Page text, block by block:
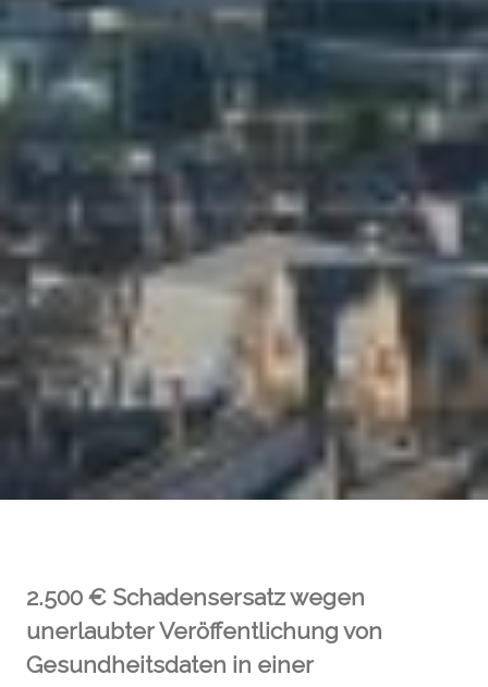
2.500 € Schadensersatz wegen
unerlaubter Veröffentlichung von
Gesundheitsdaten in einer